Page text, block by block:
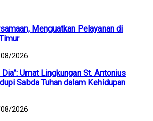
Menguatkan Pelayanan di
2026
Dia”: Umat Lingkungan St. Antonius
Sabda Tuhan dalam Kehidupan
2026